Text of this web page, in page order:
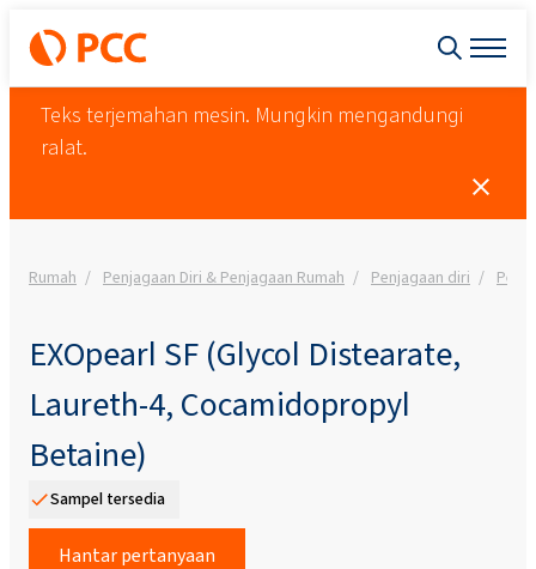
Teks terjemahan mesin. Mungkin mengandungi
ralat.
Rumah Penjagaan Diri & Penjagaan Rumah Penjagaan diri
EXOpearl SF (Glycol Distearate,
Laureth-4, Cocamidopropyl
Betaine)
Sampel tersedia
Hantar pertanyaan